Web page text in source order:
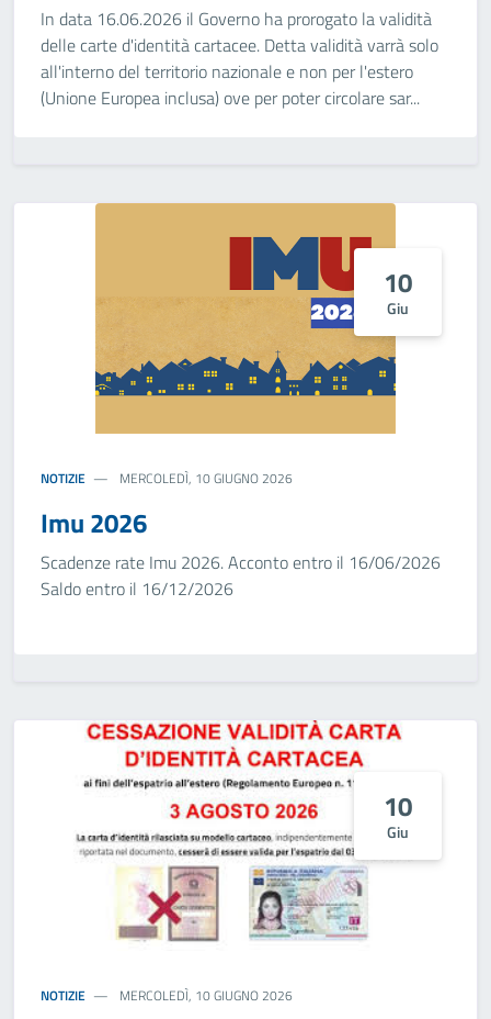
In data 16.06.2026 il Governo ha prorogato la validità
delle carte d'identità cartacee. Detta validità varrà solo
all'interno del territorio nazionale e non per l'estero
(Unione Europea inclusa) ove per poter circolare sar...
10
Giu
NOTIZIE MERCOLEDÌ, 10 GIUGNO 2026
Imu 2026
Scadenze rate Imu 2026. Acconto entro il 16/06/2026
Saldo entro il 16/12/2026
10
Giu
NOTIZIE MERCOLEDÌ, 10 GIUGNO 2026